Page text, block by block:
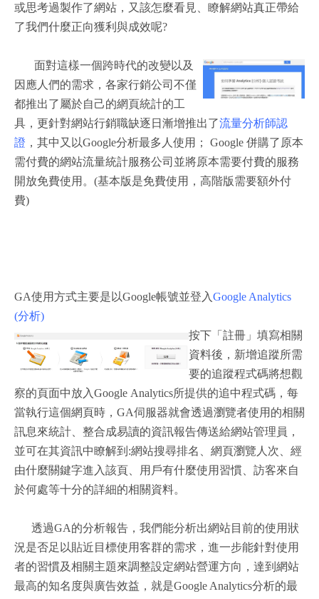
或思考過製作了網站，又該怎麼看見、瞭解網站真正帶給
了我們什麼正向獲利與成效呢?
面對這樣一個跨時代的改變以及
因應人們的需求，各家行銷公司不僅
都推出了屬於自己的網頁統計的工
具，更針對網站行銷職缺逐日漸增推出了流量分析師認
證 ，其中又以Google分析最多人使用； Google 併購了原本
需付費的網站流量統計服務公司並將原本需要付費的服務
開放免費使用。(基本版是免費使用，高階版需要額外付
費)
GA使用方式主要是以Google帳號並登入Google Analytics
(分析)
按下「註冊」填寫相關
資料後，新增追蹤所需
要的追蹤程式碼將想觀
察的頁面中放入Google Analytics所提供的追中程式碼，每
當執行這個網頁時，GA伺服器就會透過瀏覽者使用的相關
訊息來統計、整合成易讀的資訊報告傳送給網站管理員，
並可在其資訊中瞭解到:網站搜尋排名、網頁瀏覽人次、經
由什麼關鍵字進入該頁、用戶有什麼使用習慣、訪客來自
於何處等十分的詳細的相關資料。
透過GA的分析報告，我們能分析出網站目前的使用狀
況是否足以貼近目標使用客群的需求，進一步能針對使用
者的習慣及相關主題來調整設定網站營運方向，達到網站
最高的知名度與廣告效益，就是Google Analytics分析的最